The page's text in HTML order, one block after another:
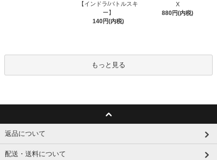
【インドラ/バトルスキ
ー】
140円(内税)
X
880円(内税)
もっと見る
返品について
配送・送料について